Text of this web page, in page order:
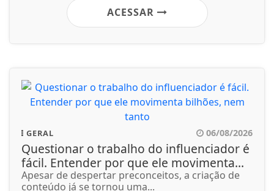
ACESSAR
GERAL 06/08/2026
Questionar o trabalho do influenciador é
fácil. Entender por que ele movimenta...
Apesar de despertar preconceitos, a criação de
conteúdo já se tornou uma...